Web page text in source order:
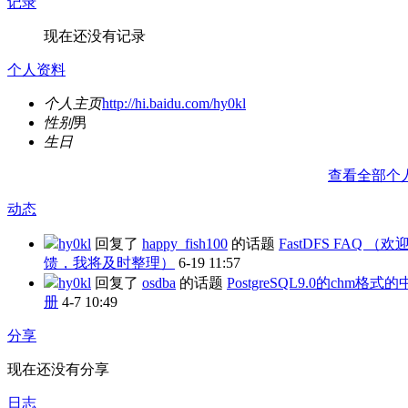
现在还没有记录
个人资料
个人主页http://hi.baidu.com/hy0kl
性别男
生日
查看全部个
动态
hy0kl 回复了 happy_fish100 的话题 FastDFS FAQ （欢
馈，我将及时整理）
6-19 11:57
hy0kl 回复了 osdba 的话题 PostgreSQL9.0的chm格式的
册 4-7 10:49
分享
现在还没有分享
日志